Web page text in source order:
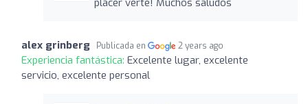
alex grinberg Publicada en 2 years ago
Experiencia fantástica: Excelente lugar, excelente
servicio, excelente personal